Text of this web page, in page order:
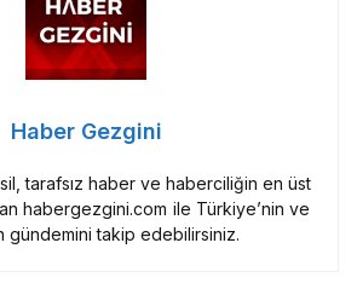
Haber Gezgini
tarafsız haber ve haberciliğin en üst
habergezgini.com ile Türkiye’nin ve
gündemini takip edebilirsiniz.